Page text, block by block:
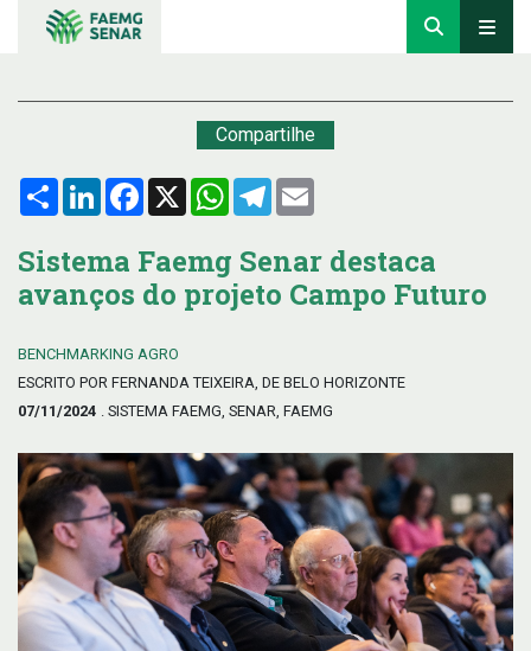
Compartilhe
Compartilhar
LinkedInFacebook
X WhatsApp
Telegram
Sistema Faemg Senar destaca
avanços do projeto Campo Futuro
BENCHMARKING AGRO
ESCRITO POR FERNANDA TEIXEIRA, DE BELO HORIZONTE
07/11/2024 . SISTEMA FAEMG, SENAR, FAEMG